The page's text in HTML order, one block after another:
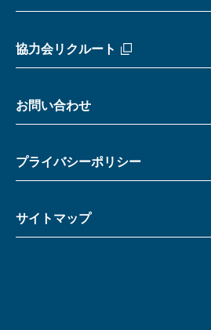
協力会リクルート
お問い合わせ
プライバシーポリシー
サイトマップ